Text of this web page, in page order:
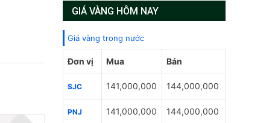
GIÁ VÀNG HÔM NAY
Giá vàng trong nước
Đơn vị Mua Bán
SJC 141,000,000 144,000,000
PNJ 141,000,000 144,000,000